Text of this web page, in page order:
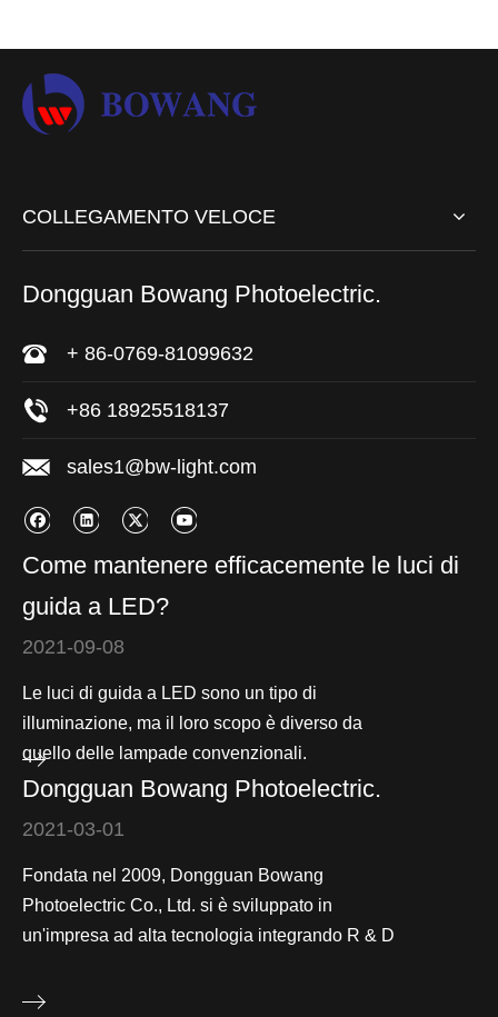
COLLEGAMENTO VELOCE
Dongguan Bowang Photoelectric.
+ 86-0769-81099632
+86 18925518137
sales1@bw-light.com
Come mantenere efficacemente le luci di
guida a LED?
2021-09-08
Le luci di guida a LED sono un tipo di
illuminazione, ma il loro scopo è diverso da
quello delle lampade convenzionali.
Dongguan Bowang Photoelectric.
2021-03-01
Fondata nel 2009, Dongguan Bowang
Photoelectric Co., Ltd. si è sviluppato in
un'impresa ad alta tecnologia integrando R & D